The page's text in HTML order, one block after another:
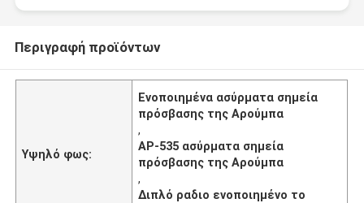
Περιγραφή προϊόντων
Υψηλό φως:
Ενοποιημένα ασύρματα σημεία
πρόσβασης της Αρούμπα
,
AP-535 ασύρματα σημεία
πρόσβασης της Αρούμπα
,
Διπλό ραδιο ενοποιημένο το